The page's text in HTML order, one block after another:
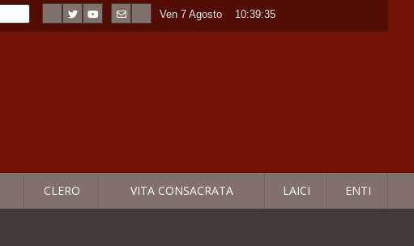
Ven 7 Agosto 10:39:37
CLERO VITA CONSACRATA LAICI ENTI